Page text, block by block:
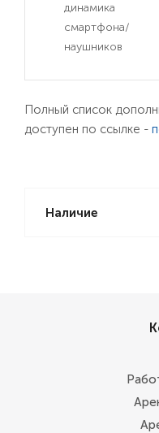
динамика
смартфона/
наушников
Полный список
доступен по ссылке -
Наличие